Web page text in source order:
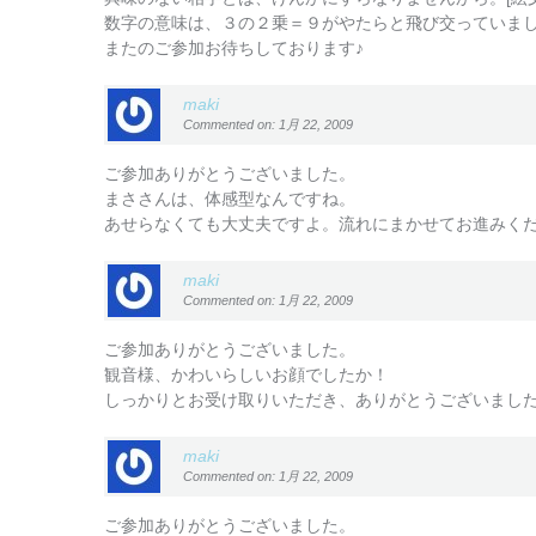
数字の意味は、３の２乗＝９がやたらと飛び交っていまし
またのご参加お待ちしております♪
maki
Commented on: 1月 22, 2009
ご参加ありがとうございました。
まささんは、体感型なんですね。
あせらなくても大丈夫ですよ。流れにまかせてお進みくだ
maki
Commented on: 1月 22, 2009
ご参加ありがとうございました。
観音様、かわいらしいお顔でしたか！
しっかりとお受け取りいただき、ありがとうございまし
maki
Commented on: 1月 22, 2009
ご参加ありがとうございました。